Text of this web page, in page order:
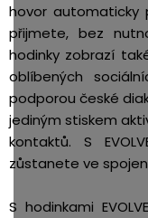
hovor automaticky
přijmete, bez
hodinky zobrazí
oblíbených
podporou české
jediným stiskem
kontaktů. S
zůstanete ve
S hodinkami